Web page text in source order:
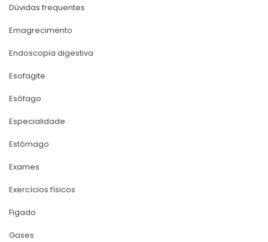
Dúvidas frequente
Emagrecimento
Endoscopia digestiva
Esofagite
Esôfago
Especialidade
Estômago
Exame
Exercícios físico
Figado
Gase